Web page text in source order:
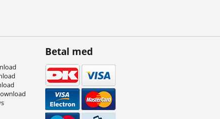
Betal med